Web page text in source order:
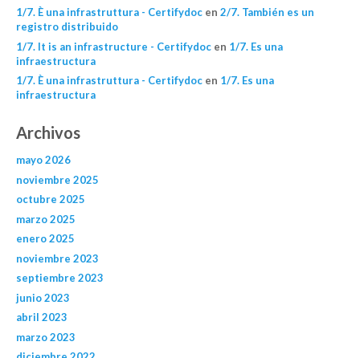
1/7. È una infrastruttura - Certifydocen 2/7. También es un
registro distribuido
1/7. It is an infrastructure - Certifydocen 1/7. Es una
infraestructura
1/7. È una infrastruttura - Certifydocen 1/7. Es una
infraestructura
Archivos
mayo 2026
noviembre 2025
octubre 2025
marzo 2025
enero 2025
noviembre 2023
septiembre 2023
junio 2023
abril 2023
marzo 2023